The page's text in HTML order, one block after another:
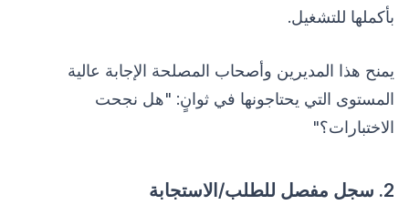
بأكملها للتشغيل.
يمنح هذا المديرين وأصحاب المصلحة الإجابة عالية
المستوى التي يحتاجونها في ثوانٍ: "هل نجحت
الاختبارات؟"
2. سجل مفصل للطلب/الاستجابة